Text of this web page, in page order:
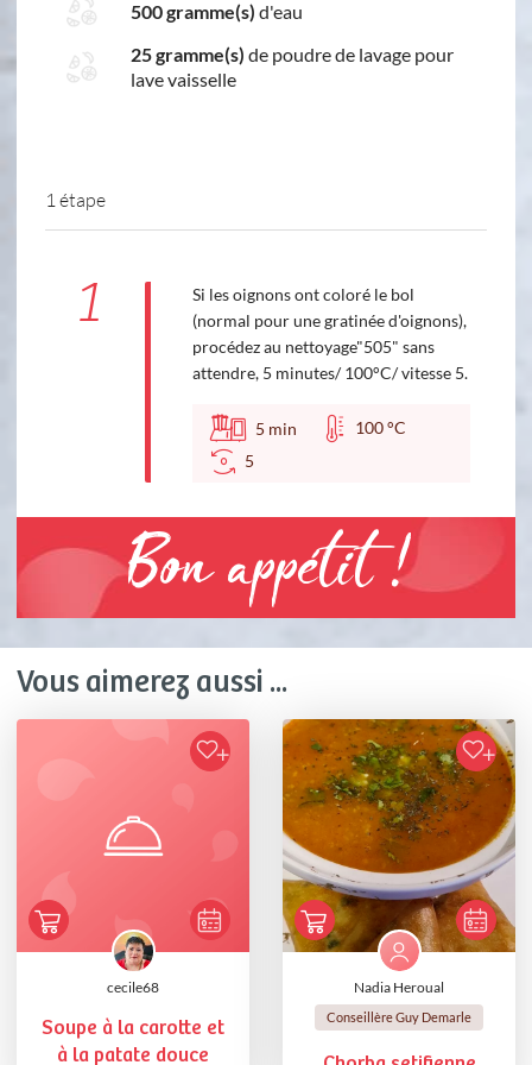
500 gramme(s) d'eau
25 gramme(s) de poudre de lavage pour
lave vaisselle
1 étape
1
Si les oignons ont coloré le bol
(normal pour une gratinée d'oignons),
procédez au nettoyage"505" sans
attendre, 5 minutes/ 100°C/ vitesse 5.
5 min
100 °C
5
Bon appétit !
Vous aimerez aussi ...
cecile68
Soupe à la carotte et
à la patate douce
Nadia Heroual
Conseillère Guy Demarle